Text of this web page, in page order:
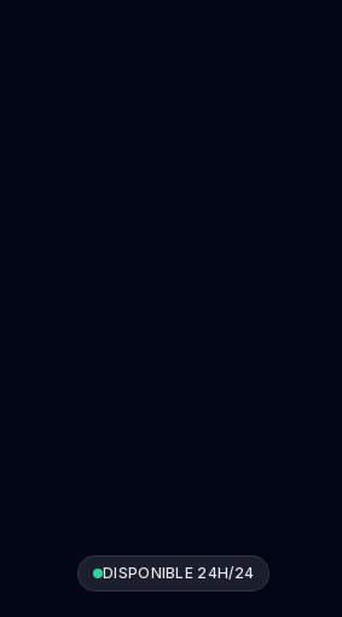
DISPONIBLE 24H/24